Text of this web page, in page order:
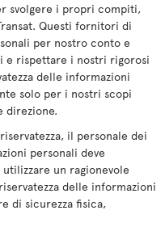
svolgere i propri compiti,
Questi fornitori di
per nostro conto e
rispettare i nostri rigorosi
delle informazioni
solo per i nostri scopi
direzione.
il personale dei
personali deve
un ragionevole
delle informazioni
di sicurezza fisica,